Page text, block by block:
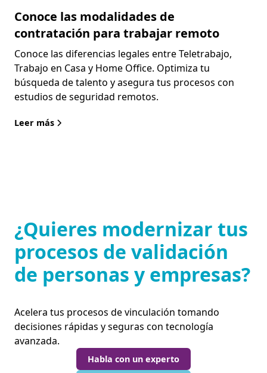
Conoce las modalidades de
contratación para trabajar remoto
Conoce las diferencias legales entre Teletrabajo,
Trabajo en Casa y Home Office. Optimiza tu
búsqueda de talento y asegura tus procesos con
estudios de seguridad remotos.
Leer más
¿Quieres modernizar tus
procesos de validación
de personas y empresas?
Acelera tus procesos de vinculación tomando
decisiones rápidas y seguras con tecnología
avanzada.
Habla con un experto